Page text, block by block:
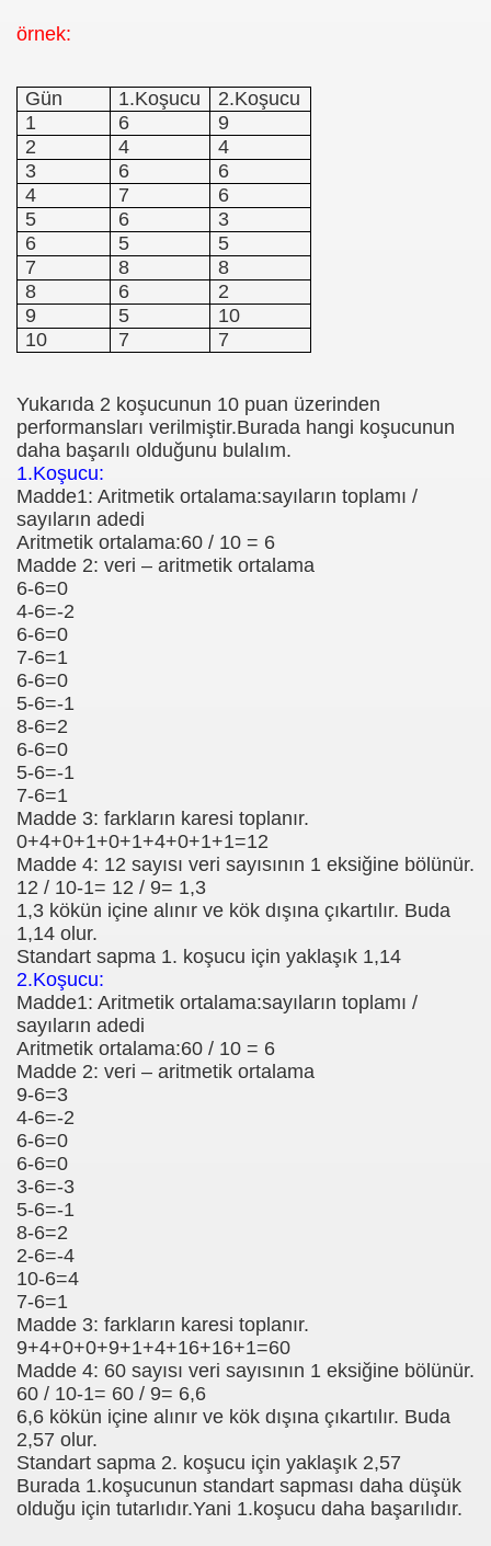
örnek:
Gün 1.Koşucu
2.Koşucu
1
6
9
2
4
4
3
6
6
4
7
6
5
6
3
6
5
5
7
8
8
8
6
2
9
5
10
10
7 7
Yukarıda 2 koşucunun 10 puan üzerinden
performansları verilmiştir.Burada hangi koşucunun
daha başarılı olduğunu bulalım.
1.Koşucu:
Madde1: Aritmetik ortalama:sayıların toplamı /
sayıların adedi
Aritmetik ortalama:60 / 10 = 6
Madde 2: veri – aritmetik ortalama
6-6=0
4-6=-2
6-6=0
7-6=1
6-6=0
5-6=-1
8-6=2
6-6=0
5-6=-1
7-6=1
Madde 3: farkların karesi toplanır.
0+4+0+1+0+1+4+0+1+1=12
Madde 4: 12 sayısı veri sayısının 1 eksiğine bölünür.
12 / 10-1= 12 / 9= 1,3
1,3 kökün içine alınır ve kök dışına çıkartılır. Buda
1,14 olur.
Standart sapma 1. koşucu için yaklaşık 1,14
2.Koşucu:
Madde1: Aritmetik ortalama:sayıların toplamı /
sayıların adedi
Aritmetik ortalama:60 / 10 = 6
Madde 2: veri – aritmetik ortalama
9-6=3
4-6=-2
6-6=0
6-6=0
3-6=-3
5-6=-1
8-6=2
2-6=-4
10-6=4
7-6=1
Madde 3: farkların karesi toplanır.
9+4+0+0+9+1+4+16+16+1=60
Madde 4: 60 sayısı veri sayısının 1 eksiğine bölünür.
60 / 10-1= 60 / 9= 6,6
6,6 kökün içine alınır ve kök dışına çıkartılır. Buda
2,57 olur.
Standart sapma 2. koşucu için yaklaşık 2,57
Burada 1.koşucunun standart sapması daha düşük
olduğu için tutarlıdır.Yani 1.koşucu daha başarılıdır.